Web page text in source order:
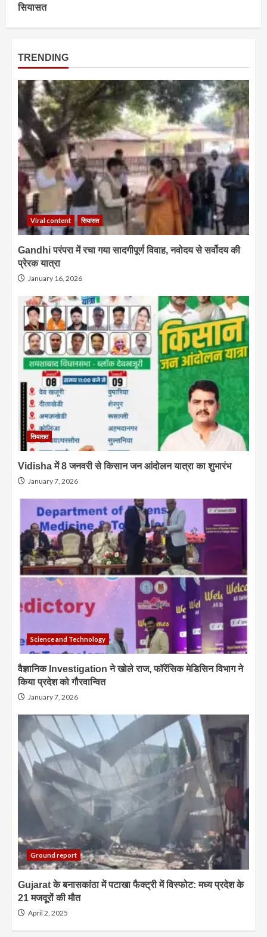
सियासत
TRENDING
Viral content सियासत
Gandhi परंपरा में रचा गया सादगीपूर्ण विवाह, नवोदय से सर्वोदय की
प्रेरक यात्रा
January 16, 2026
सियासत
Vidisha में 8 जनवरी से किसान जन आंदोलन यात्रा का शुभारंभ
January 7, 2026
Science and Technology
वैज्ञानिक Investigation ने खोले राज, फॉरेंसिक मेडिसिन विभाग ने
किया प्रदेश को गौरवान्वित
January 7, 2026
Ground report
Gujarat के बनासकांठा में पटाखा फैक्ट्री में विस्फोट: मध्य प्रदेश के
21 मजदूरों की मौत
April 2, 2025